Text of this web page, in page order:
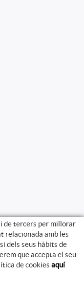
de tercers per millorar
relacionada amb les
dels seus hàbits de
que accepta el seu
de cookies aquí